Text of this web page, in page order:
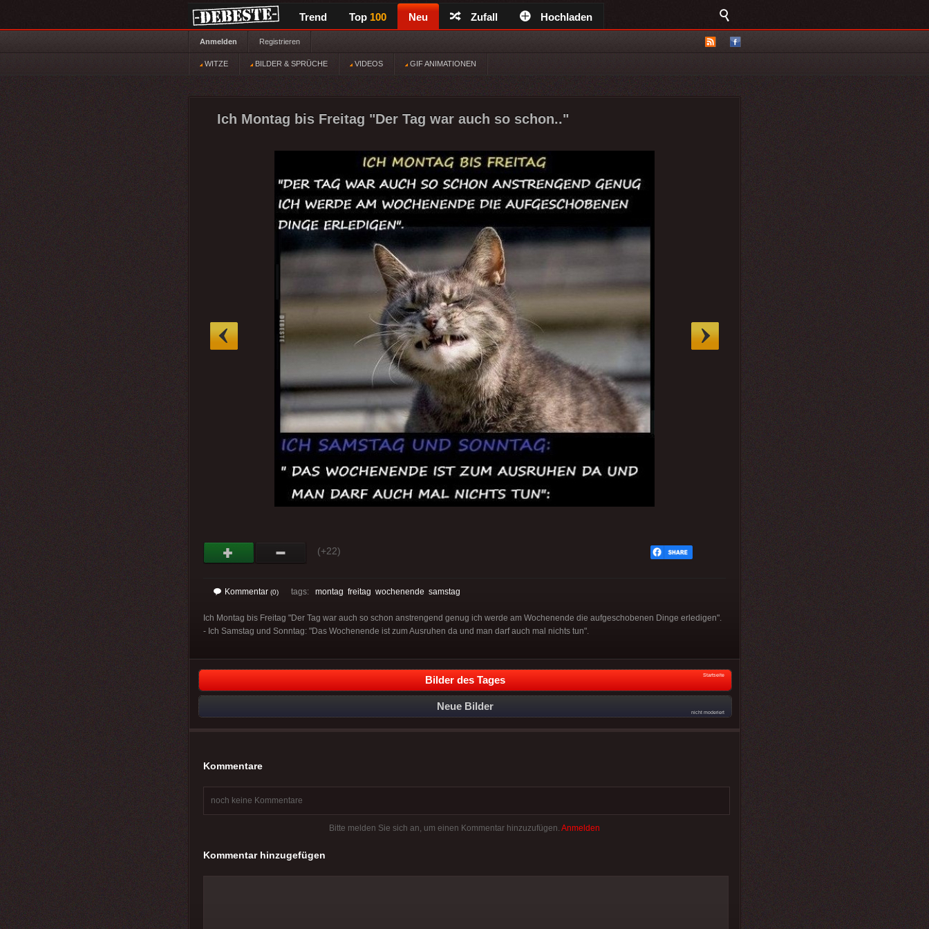
Trend Top 100 Neu Zufall Hochladen
Anmelden Registrieren
WITZE BILDER & SPRÜCHE VIDEOS GIF ANIMATIONEN
Ich Montag bis Freitag "Der Tag war auch so schon.."
(+22)
Kommentar (0) tags: montag freitag wochenende samstag
Ich Montag bis Freitag "Der Tag war auch so schon anstrengend genug ich werde am Wochenende die aufgeschobenen Dinge erledigen".
- Ich Samstag und Sonntag: "Das Wochenende ist zum Ausruhen da und man darf auch mal nichts tun".
Bilder des Tages Startseite
Neue Bilder
nicht moderiert
Kommentare
noch keine Kommentare
Bitte melden Sie sich an, um einen Kommentar hinzuzufügen. Anmelden
Kommentar hinzugefügen